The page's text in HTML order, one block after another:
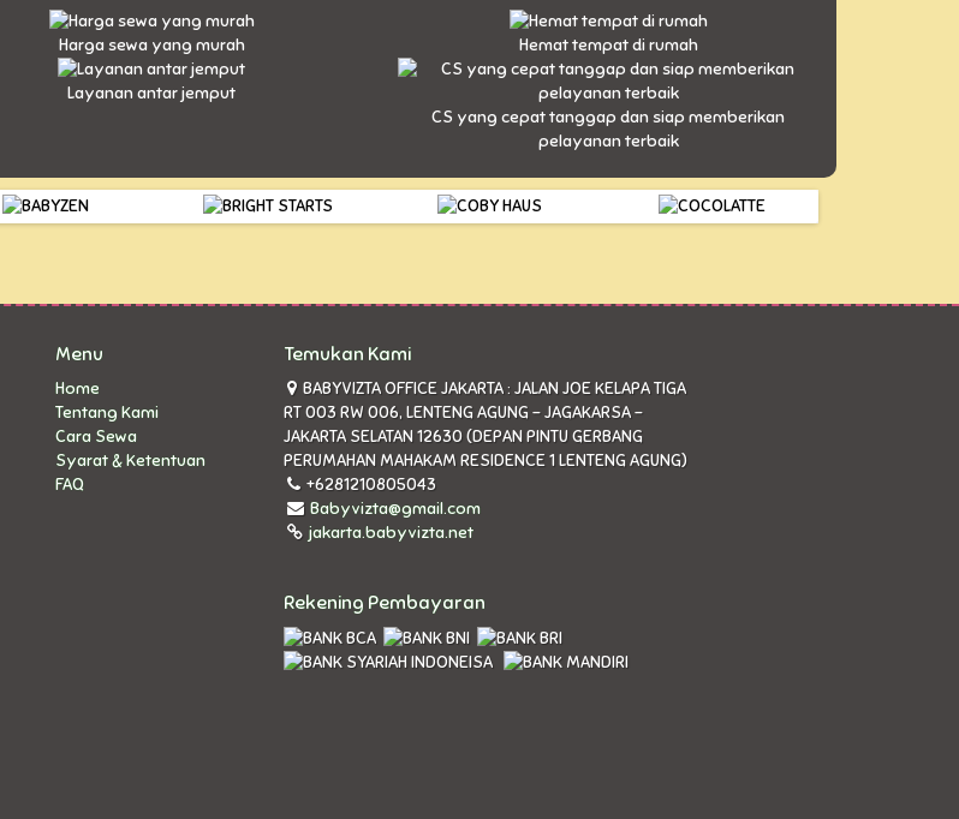
Harga sewa yang murah Hemat tempat di rumah
Layanan antar jemput
CS yang cepat tanggap dan siap memberikan
pelayanan terbaik
Menu
Home
Tentang Kami
Cara Sewa
Syarat & Ketentuan
FAQ
Temukan Kami
BABYVIZTA OFFICE JAKARTA : JALAN JOE KELAPA TIGA
RT 003 RW 006, LENTENG AGUNG - JAGAKARSA -
JAKARTA SELATAN 12630 (DEPAN PINTU GERBANG
PERUMAHAN MAHAKAM RESIDENCE 1 LENTENG AGUNG)
+6281210805043
Babyvizta@gmail.com
jakarta.babyvizta.net
Rekening Pembayaran